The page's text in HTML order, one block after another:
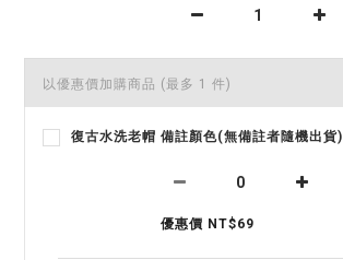
以優惠價加購商品 (最多 1 件)
復古水洗老帽 備註顏色(無備註者隨機出貨)
優惠價 NT$69